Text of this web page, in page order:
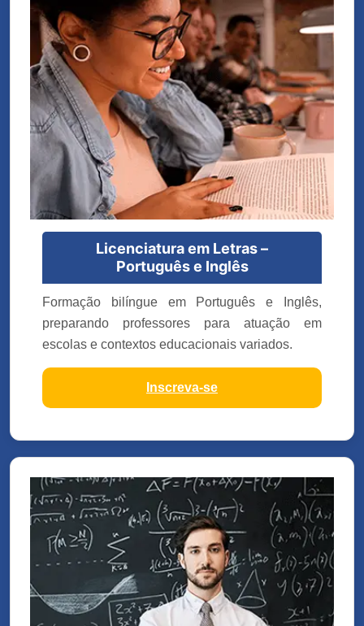
Licenciatura em Letras –
Português e Inglês
Formação bilíngue em Português e Inglês,
preparando professores para atuação em
escolas e contextos educacionais variados.
Inscreva-se